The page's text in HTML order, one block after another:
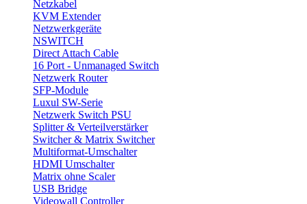
Netzkabel
KVM Extender
Netzwerkgeräte
NSWITCH
Direct Attach Cable
16 Port - Unmanaged Switch
Netzwerk Router
SFP-Module
Luxul SW-Serie
Netzwerk Switch PSU
Splitter & Verteilverstärker
Switcher & Matrix Switcher
Multiformat-Umschalter
HDMI Umschalter
Matrix ohne Scaler
USB Bridge
Videowall Controller